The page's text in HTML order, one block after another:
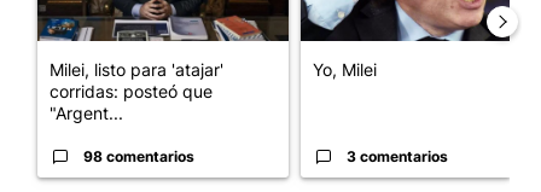
Milei, listo para 'atajar'
corridas: posteó que
"Argent...
98 comentarios
Yo, Milei
3 comentarios